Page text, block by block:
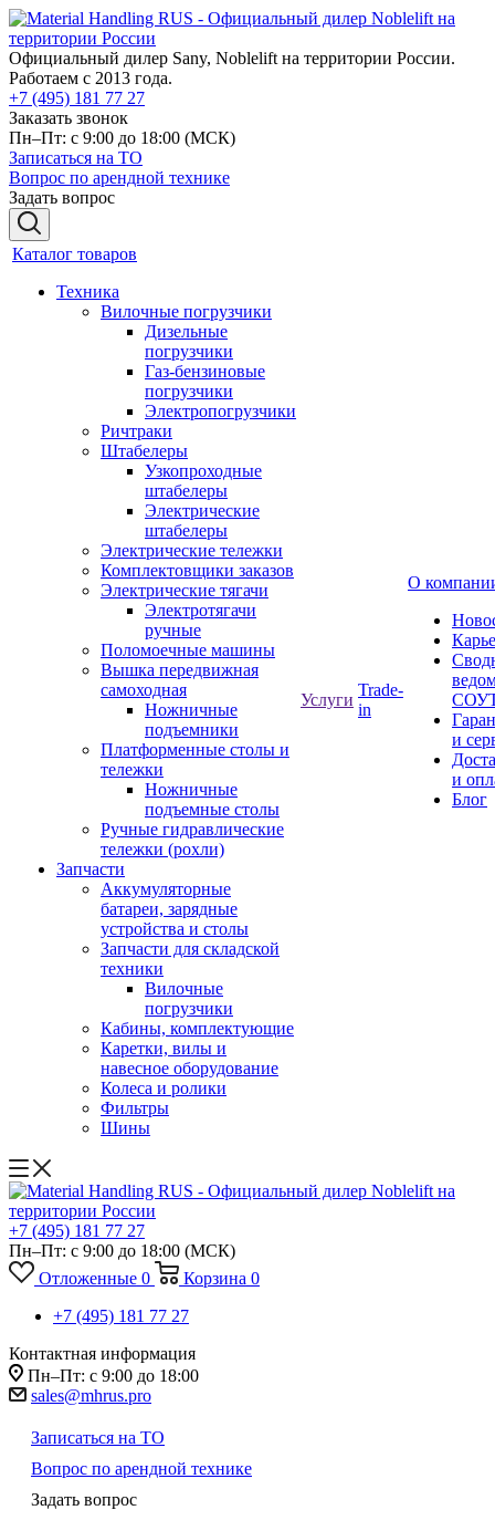
Официальный дилер Sany, Noblelift на территории России.
Работаем с 2013 года.
+7 (495) 181 77 27
Заказать звонок
Пн–Пт: с 9:00 до 18:00 (МСК)
Записаться на ТО
Вопрос по арендной технике
Задать вопрос
Каталог товаров
Техника
Вилочные погрузчики
Дизельные
погрузчики
Газ-бензиновые
погрузчики
Электропогрузчики
Ричтраки
Штабелеры
Узкопроходные
штабелеры
Электрические
штабелеры
Электрические тележки
Комплектовщики заказов
Электрические тягачи
Электротягачи
ручные
Поломоечные машины
Вышка передвижная
самоходная
Ножничные
подъемники
Платформенные столы и
тележки
Ножничные
подъемные столы
Ручные гидравлические
тележки (рохли)
Запчасти
Аккумуляторные
батареи, зарядные
устройства и столы
Запчасти для складской
техники
Вилочные
погрузчики
Кабины, комплектующие
Каретки, вилы и
навесное оборудование
Колеса и ролики
Фильтры
Шины
Услуги
Trade-
in
О
и
и
Блог
+7 (495) 181 77 27
Пн–Пт: с 9:00 до 18:00 (МСК)
Отложенные 0 Корзина 0
+7 (495) 181 77 27
Контактная информация
Пн–Пт: с 9:00 до 18:00
sales@mhrus.pro
Записаться на ТО
Вопрос по арендной технике
Задать вопрос